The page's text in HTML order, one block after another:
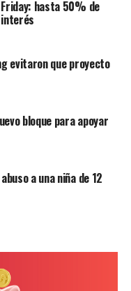
hasta 50% de
evitaron que proyecto
bloque para apoyar
a una niña de 12